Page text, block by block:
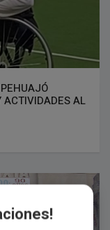
ACTIVIDADES AL